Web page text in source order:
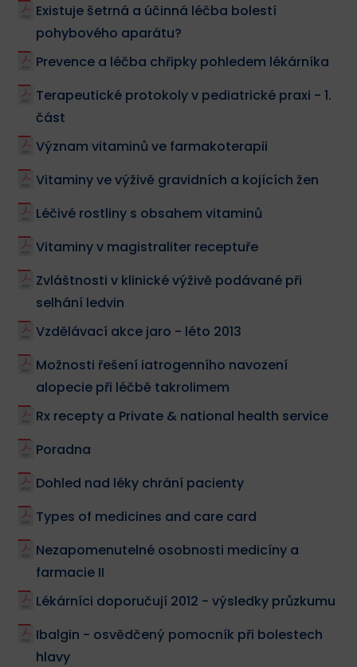
Existuje šetrná a účinná léčba bolestí
pohybového aparátu?
Prevence a léčba chřipky pohledem lékárníka
Terapeutické protokoly v pediatrické praxi - 1.
část
Význam vitaminů ve farmakoterapii
Vitaminy ve výživě gravidních a kojících žen
Léčivé rostliny s obsahem vitaminů
Vitaminy v magistraliter receptuře
Zvláštnosti v klinické výživě podávané při
selhání ledvin
Vzdělávací akce jaro - léto 2013
Možnosti řešení iatrogenního navození
alopecie při léčbě takrolimem
Rx recepty a Private & national health service
Poradna
Dohled nad léky chrání pacienty
Types of medicines and care card
Nezapomenutelné osobnosti medicíny a
farmacie II
Lékárníci doporučují 2012 - výsledky průzkumu
Ibalgin - osvědčený pomocník při bolestech
hlavy